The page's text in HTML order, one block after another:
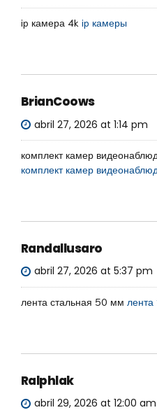
ip камера 4k ip камеры
BrianCoows
abril 27, 2026 at 1:14 pm
комплект камер
комплект камер
Randallusaro
abril 27, 2026 at 5:37 pm
лента стальная 50 мм лента
Ralphlak
abril 29, 2026 at 12:00 am